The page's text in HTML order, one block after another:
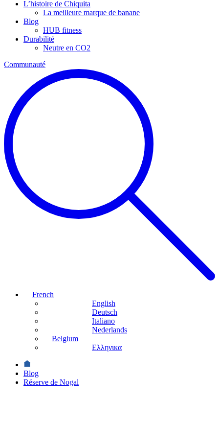
L’histoire de Chiquita
La meilleure marque de banane
Blog
HUB fitness
Durabilité
Neutre en CO2
Communauté
French
English
Deutsch
Italiano
Nederlands
Belgium
Ελληνικα
Blog
Réserve de Nogal